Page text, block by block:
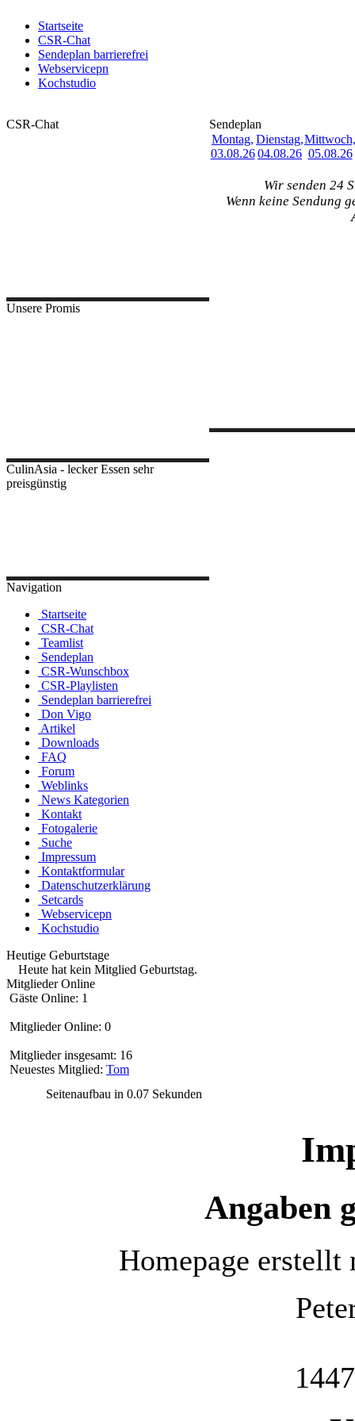
Startseite
CSR-Chat
Sendeplan barrierefrei
Webservicepn
Kochstudio
CSR-Chat
Unsere Promis
CulinAsia - lecker Essen sehr
preisgünstig
Navigation
Startseite
CSR-Chat
Teamlist
Sendeplan
CSR-Wunschbox
CSR-Playlisten
Sendeplan barrierefrei
Don Vigo
Artikel
Downloads
FAQ
Forum
Weblinks
News Kategorien
Kontakt
Fotogalerie
Suche
Impressum
Kontaktformular
Datenschutzerklärung
Setcards
Webservicepn
Kochstudio
Heutige Geburtstage
Heute hat kein Mitglied Geburtstag.
Mitglieder Online
Gäste Online: 1
Mitglieder Online: 0
Mitglieder insgesamt: 16
Neuestes Mitglied: Tom
Sendeplan
Montag,
03.08.26
Dienstag,
04.08.26
Mittwoch,
05.08.26
Wir senden 24
Wenn keine Sendung
Seitenaufbau in 0.07 Sekunden
Angaben
Homepage